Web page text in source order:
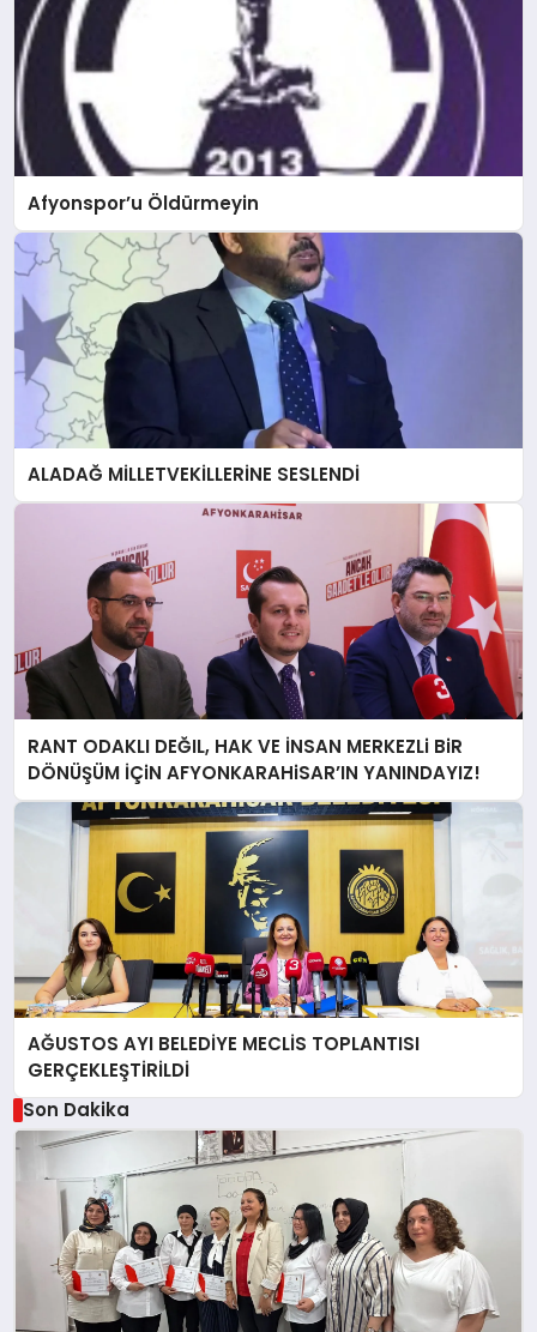
Afyonspor’u Öldürmeyin
ALADAĞ MİLLETVEKİLLERİNE SESLENDİ
RANT ODAKLI DEĞIL, HAK VE İNSAN MERKEZLi BiR
DÖNÜŞÜM İÇiN AFYONKARAHiSAR’IN YANINDAYIZ!
AĞUSTOS AYI BELEDİYE MECLİS TOPLANTISI
GERÇEKLEŞTİRİLDİ
Son Dakika